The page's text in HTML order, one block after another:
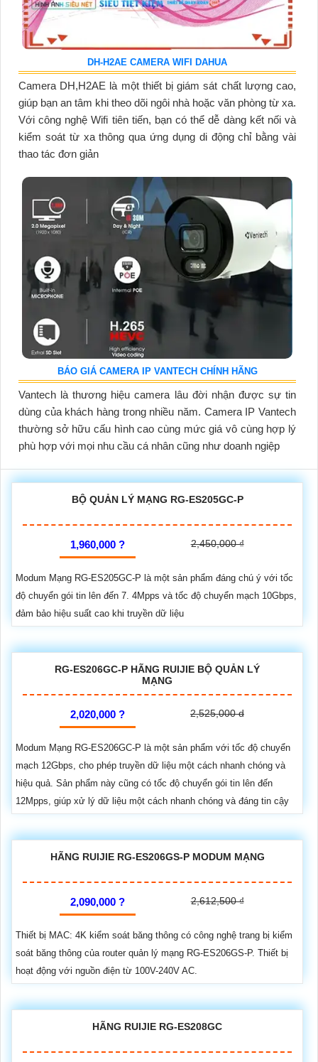
DH-H2AE CAMERA WIFI DAHUA
Camera DH,H2AE là một thiết bị giám sát chất lượng cao,
giúp bạn an tâm khi theo dõi ngôi nhà hoặc văn phòng từ xa.
Với công nghệ Wifi tiên tiến, bạn có thể dễ dàng kết nối và
kiểm soát từ xa thông qua ứng dụng di động chỉ bằng vài
thao tác đơn giản
BÁO GIÁ CAMERA IP VANTECH CHÍNH HÃNG
Vantech là thương hiệu camera lâu đời nhận được sự tin
dùng của khách hàng trong nhiều năm. Camera IP Vantech
thường sở hữu cấu hình cao cùng mức giá vô cùng hợp lý
phù hợp với mọi nhu cầu cá nhân cũng như doanh ngiệp
BỘ QUẢN LÝ MẠNG RG-ES205GC-P
1,960,000 ? 2,450,000 ₫
Modum Mạng RG-ES205GC-P là một sản phẩm đáng chú ý với tốc
độ chuyển gói tin lên đến 7. 4Mpps và tốc độ chuyển mạch 10Gbps,
đảm bảo hiệu suất cao khi truyền dữ liệu
RG-ES206GC-P HÃNG RUIJIE BỘ QUẢN LÝ
MẠNG
2,020,000 ? 2,525,000 d
Modum Mạng RG-ES206GC-P là một sản phẩm với tốc độ chuyển
mạch 12Gbps, cho phép truyền dữ liệu một cách nhanh chóng và
hiệu quả. Sản phẩm này cũng có tốc độ chuyển gói tin lên đến
12Mpps, giúp xử lý dữ liệu một cách nhanh chóng và đáng tin cậy
HÃNG RUIJIE RG-ES206GS-P MODUM MẠNG
2,090,000 ? 2,612,500 ₫
Thiết bị MAC: 4K kiểm soát băng thông có công nghệ trang bị kiểm
soát băng thông của router quản lý mạng RG-ES206GS-P. Thiết bị
hoạt động với nguồn điện từ 100V-240V AC.
HÃNG RUIJIE RG-ES208GC